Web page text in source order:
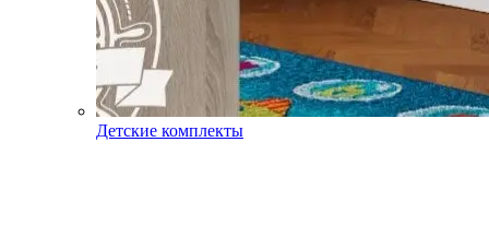
Детские комплекты